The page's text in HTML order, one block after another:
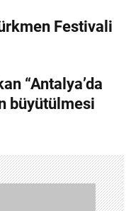
Festivali
“Antalya’da
büyütülmesi